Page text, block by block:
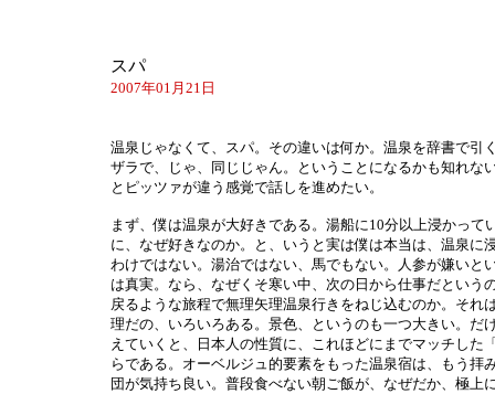
スパ
2007年01月21日
温泉じゃなくて、スパ。その違いは何か。温泉を辞書で引
ザラで、じゃ、同じじゃん。ということになるかも知れな
とピッツァが違う感覚で話しを進めたい。
まず、僕は温泉が大好きである。湯船に10分以上浸かって
に、なぜ好きなのか。と、いうと実は僕は本当は、温泉に
わけではない。湯治ではない、馬でもない。人参が嫌いと
は真実。なら、なぜくそ寒い中、次の日から仕事だという
戻るような旅程で無理矢理温泉行きをねじ込むのか。そ
理だの、いろいろある。景色、というのも一つ大きい。だ
えていくと、日本人の性質に、これほどにまでマッチした
らである。オーベルジュ的要素をもった温泉宿は、もう拝
団が気持ち良い。普段食べない朝ご飯が、なぜだか、極上